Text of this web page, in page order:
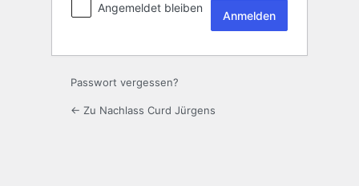
Angemeldet bleiben
Passwort vergessen?
← Zu Nachlass Curd Jürgens